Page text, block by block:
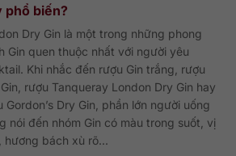
phổ biến?
Dry Gin là một trong những phong
Gin quen thuộc nhất với người yêu
Khi nhắc đến rượu Gin trắng, rượu
rượu Tanqueray London Dry Gin hay
Gordon’s Dry Gin, phần lớn người uống
nói đến nhóm Gin có màu trong suốt, vị
hương bách xù rõ...